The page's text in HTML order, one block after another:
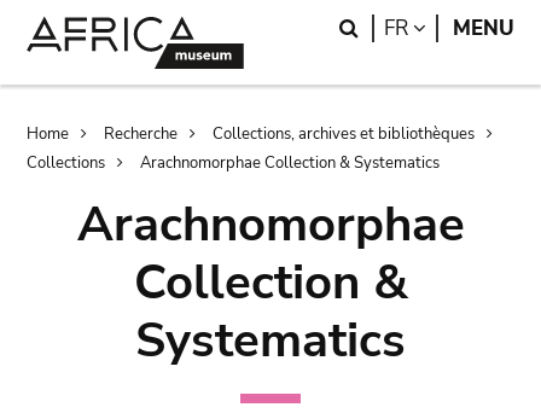
Search
FR LANGUAGE
MENU
Breadcrumb
Home Recherche
Collections, archives et bibliothèques
Collections
Arachnomorphae Collection & Systematics
Arachnomorphae
Collection &
Systematics